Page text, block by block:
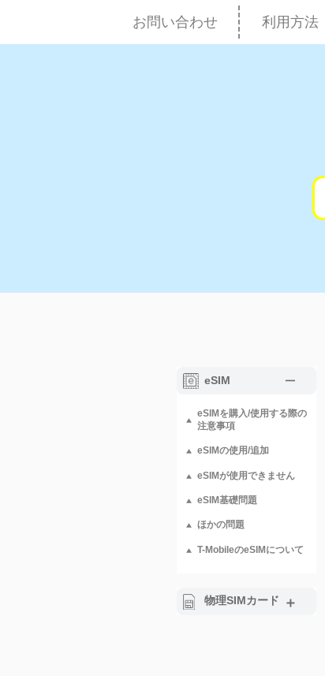
お問い合わせ 利用方法
eSIM
eSIMを購入/使用する際の
注意事項
eSIMの使用/追加
eSIMが使用できません
eSIM基礎問題
ほかの問題
T-MobileのeSIMについて
物理SIMカード